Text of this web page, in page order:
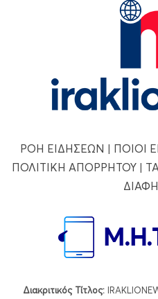
ΡΟΗ ΕΙΔΗΣΕΩΝ | ΠΟΙΟΙ
ΠΟΛΙΤΙΚΗ ΑΠΟΡΡΗΤΟΥ|
Διακριτικός Τίτλος: